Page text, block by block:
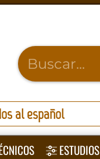
al español
ESTUDIOS